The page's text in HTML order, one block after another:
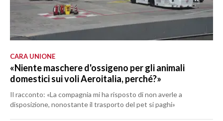
CARA UNIONE
«Niente maschere d'ossigeno per gli animali
domestici sui voli Aeroitalia, perché?»
Il racconto: «La compagnia mi ha risposto di non averle a
disposizione, nonostante il trasporto del pet si paghi»